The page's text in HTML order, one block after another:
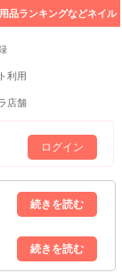
品ランキングなどネイル
利用
店舗
ログイン
お休みいたしま